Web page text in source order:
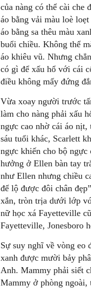
của nàng có thể cài
áo bằng vải màu loè
áo bằng sa thêu màu
buổi chiều. Không thể
áo khiêu vũ. Nhưng
có gì để xấu hổ với cái
điều không mấy đứng
Vừa xoay người trước
làm cho nàng phải xấu
ngực cao nhờ cái áo
sáu tuổi khác, Scarlett
ngực khiến cho bộ
hưởng ở Ellen bàn tay
như Ellen nhưng chiều
để lộ được đôi chân
xắn, tròn trịa dưới lớp
nữ học xá Fayetteville
Fayetteville, Jonesboro
Sự suy nghĩ về vòng eo
xanh được mười bảy
Anh. Mammy phải siết
Mammy ở phòng